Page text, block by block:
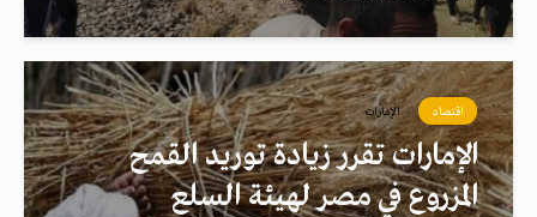
اقتصاد الإمارات
الإمارات تقرر زيادة توريد القمح
المزروع في مصر لهيئة السلع